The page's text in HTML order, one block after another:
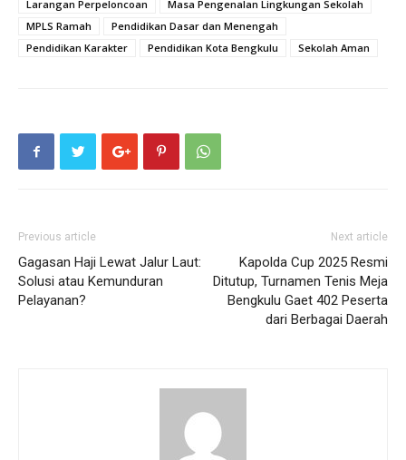
Larangan Perpeloncoan
Masa Pengenalan Lingkungan Sekolah
MPLS Ramah
Pendidikan Dasar dan Menengah
Pendidikan Karakter
Pendidikan Kota Bengkulu Sekolah Aman
Previous article
Gagasan Haji Lewat Jalur Laut:
Solusi atau Kemunduran
Pelayanan?
Next article
Kapolda Cup 2025 Resmi
Ditutup, Turnamen Tenis Meja
Bengkulu Gaet 402 Peserta
dari Berbagai Daerah